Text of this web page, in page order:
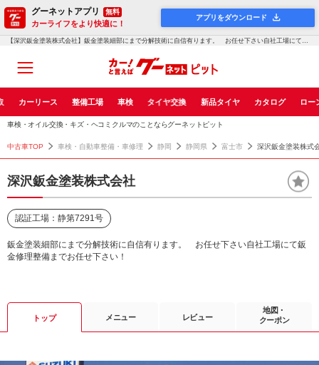
グーネットアプリ 無料
カーライフをより快適に！
アプリをダウンロード
【深沢鈑金塗装株式会社】鈑金塗装細部にまで分解技術に自信有ります。 お任せ下さい自社工場にて鈑金修理整備...！グーネットピット
カーリース 整備工場 車検 タイヤ交換 新品タイヤ カタログ ロー
車検・オイル交換・キズ・ヘコミクルマのことならグーネットピット
中古車TOP 車検・自動車整備・車修理 静岡 静岡県 富士市 深沢鈑金塗装株式
深沢鈑金塗装株式会社
認証工場：静第7291号
鈑金塗装細部にまで分解技術に自信有ります。 お任せ下さい自社工場にて鈑
金修理整備までお任せ下さい！
トップ メニュー レビュー
地図・
クーポン